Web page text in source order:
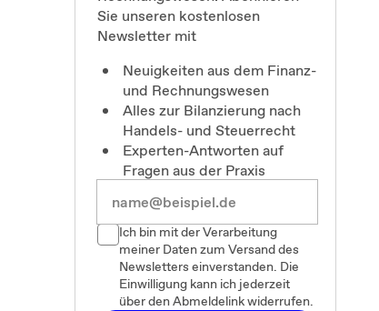
Sie unseren kostenlosen
Newsletter mit
Neuigkeiten aus dem Finanz-
und Rechnungswesen
Alles zur Bilanzierung nach
Handels- und Steuerrecht
Experten-Antworten auf
Fragen aus der Praxis
Ich bin mit der Verarbeitung
meiner Daten zum Versand des
Newsletters einverstanden. Die
Einwilligung kann ich jederzeit
über den Abmeldelink widerrufen.